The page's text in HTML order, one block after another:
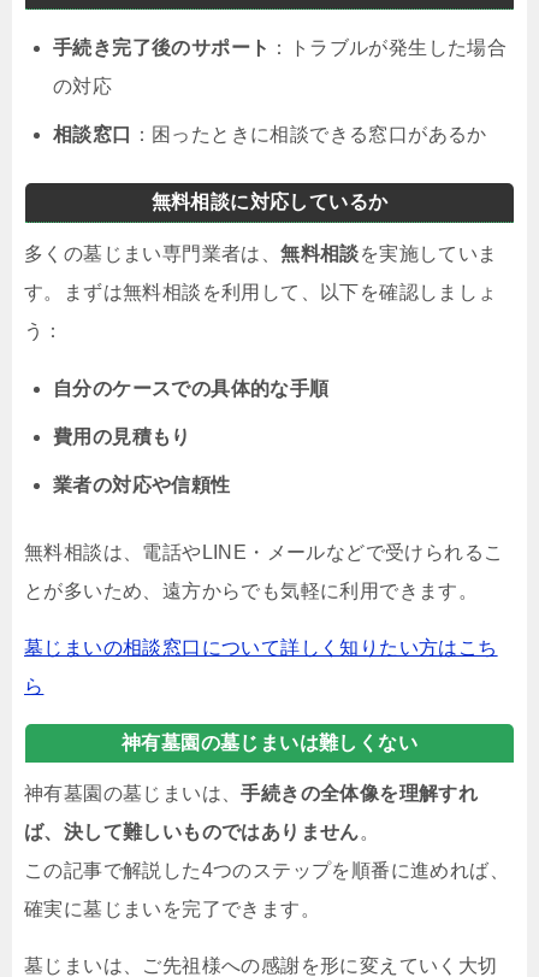
手続き完了後のサポート ：トラブルが発生した場合
の対応
相談窓口 ：困ったときに相談できる窓口があるか
無料相談に対応しているか
多くの墓じまい専門業者は、無料相談を実施していま
す。まずは無料相談を利用して、以下を確認しましょ
う：
自分のケースでの具体的な手順
費用の見積もり
業者の対応や信頼性
無料相談は、電話やLINE・メールなどで受けられるこ
とが多いため、遠方からでも気軽に利用できます。
墓じまいの相談窓口について詳しく知りたい方はこち
ら
神有墓園の墓じまいは難しくない
神有墓園の墓じまいは、手続きの全体像を理解すれ
ば、決して難しいものではありません。
この記事で解説した4つのステップを順番に進めれば、
確実に墓じまいを完了できます。
墓じまいは、ご先祖様への感謝を形に変えていく大切